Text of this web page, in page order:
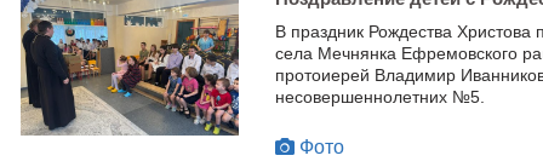
В праздник Рождества Христова
села Мечнянка Ефремовского
протоиерей Владимир
несовершеннолетних №5.
Фото